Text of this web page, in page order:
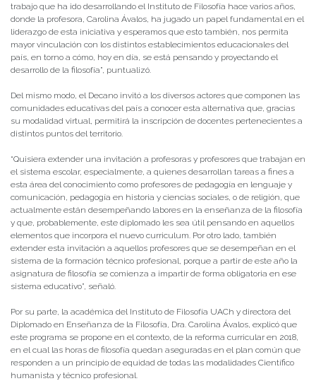
trabajo que ha ido desarrollando el Instituto de Filosofía hace varios años,
donde la profesora, Carolina Ávalos, ha jugado un papel fundamental en el
liderazgo de esta iniciativa y esperamos que esto también, nos permita
mayor vinculación con los distintos establecimientos educacionales del
país, en torno a cómo, hoy en día, se está pensando y proyectando el
desarrollo de la filosofía”, puntualizó.
Del mismo modo, el Decano invitó a los diversos actores que componen las
comunidades educativas del país a conocer esta alternativa que, gracias
su modalidad virtual, permitirá la inscripción de docentes pertenecientes a
distintos puntos del territorio.
“Quisiera extender una invitación a profesoras y profesores que trabajan en
el sistema escolar, especialmente, a quienes desarrollan tareas a fines a
esta área del conocimiento como profesores de pedagogía en lenguaje y
comunicación, pedagogía en historia y ciencias sociales, o de religión, que
actualmente están desempeñando labores en la enseñanza de la filosofía
y que, probablemente, este diplomado les sea útil pensando en aquellos
elementos que incorpora el nuevo curriculum. Por otro lado, también
extender esta invitación a aquellos profesores que se desempeñan en el
sistema de la formación técnico profesional, porque a partir de este año la
asignatura de filosofía se comienza a impartir de forma obligatoria en ese
sistema educativo”, señaló.
Por su parte, la académica del Instituto de Filosofía UACh y directora del
Diplomado en Enseñanza de la Filosofía, Dra. Carolina Ávalos, explicó que
este programa se propone en el contexto, de la reforma curricular en 2018,
en el cual las horas de filosofía quedan aseguradas en el plan común que
responden a un principio de equidad de todas las modalidades Científico
humanista y técnico profesional.